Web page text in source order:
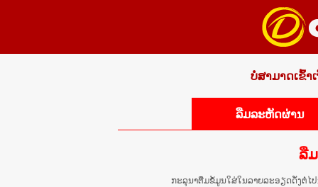
ບໍ່ສາມາດເຂົ້າ
ລືມລະຫັດຜ່ານ
ລື
ກະລຸນາຕື່ມຂໍ້ມູນໃສ່ໃນລາຍລະອຽດດັ່ງຕໍ່ໄ